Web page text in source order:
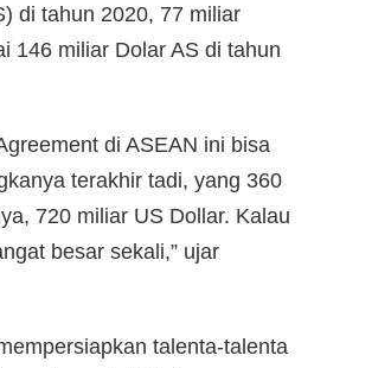
di tahun 2020, 77 miliar
146 miliar Dolar AS di tahun
di ASEAN ini bisa
terakhir tadi, yang 360
720 miliar US Dollar. Kalau
besar sekali,” ujar
talenta-talenta